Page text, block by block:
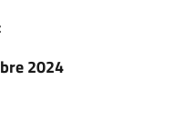
2024